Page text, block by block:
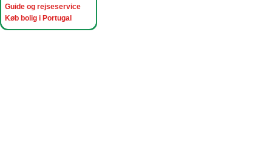
Guide og rejseservice
Køb bolig i Portugal